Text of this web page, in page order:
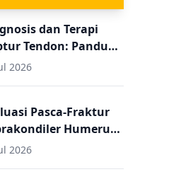
dan Terapi
Tendon: Panduan
Pasca
2026
Pasca-Fraktur
Humerus
Anak: Panduan
2026